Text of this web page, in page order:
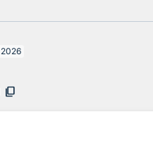
2026
content_copy